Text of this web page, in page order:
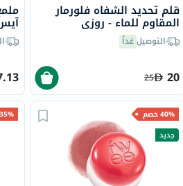
قلم تحديد الشفاه فلورمار
المقاوم للماء - روزي
ساند/237التوصيلغداً
20
25
آيس/
40% خصم
جديد
35% خصم